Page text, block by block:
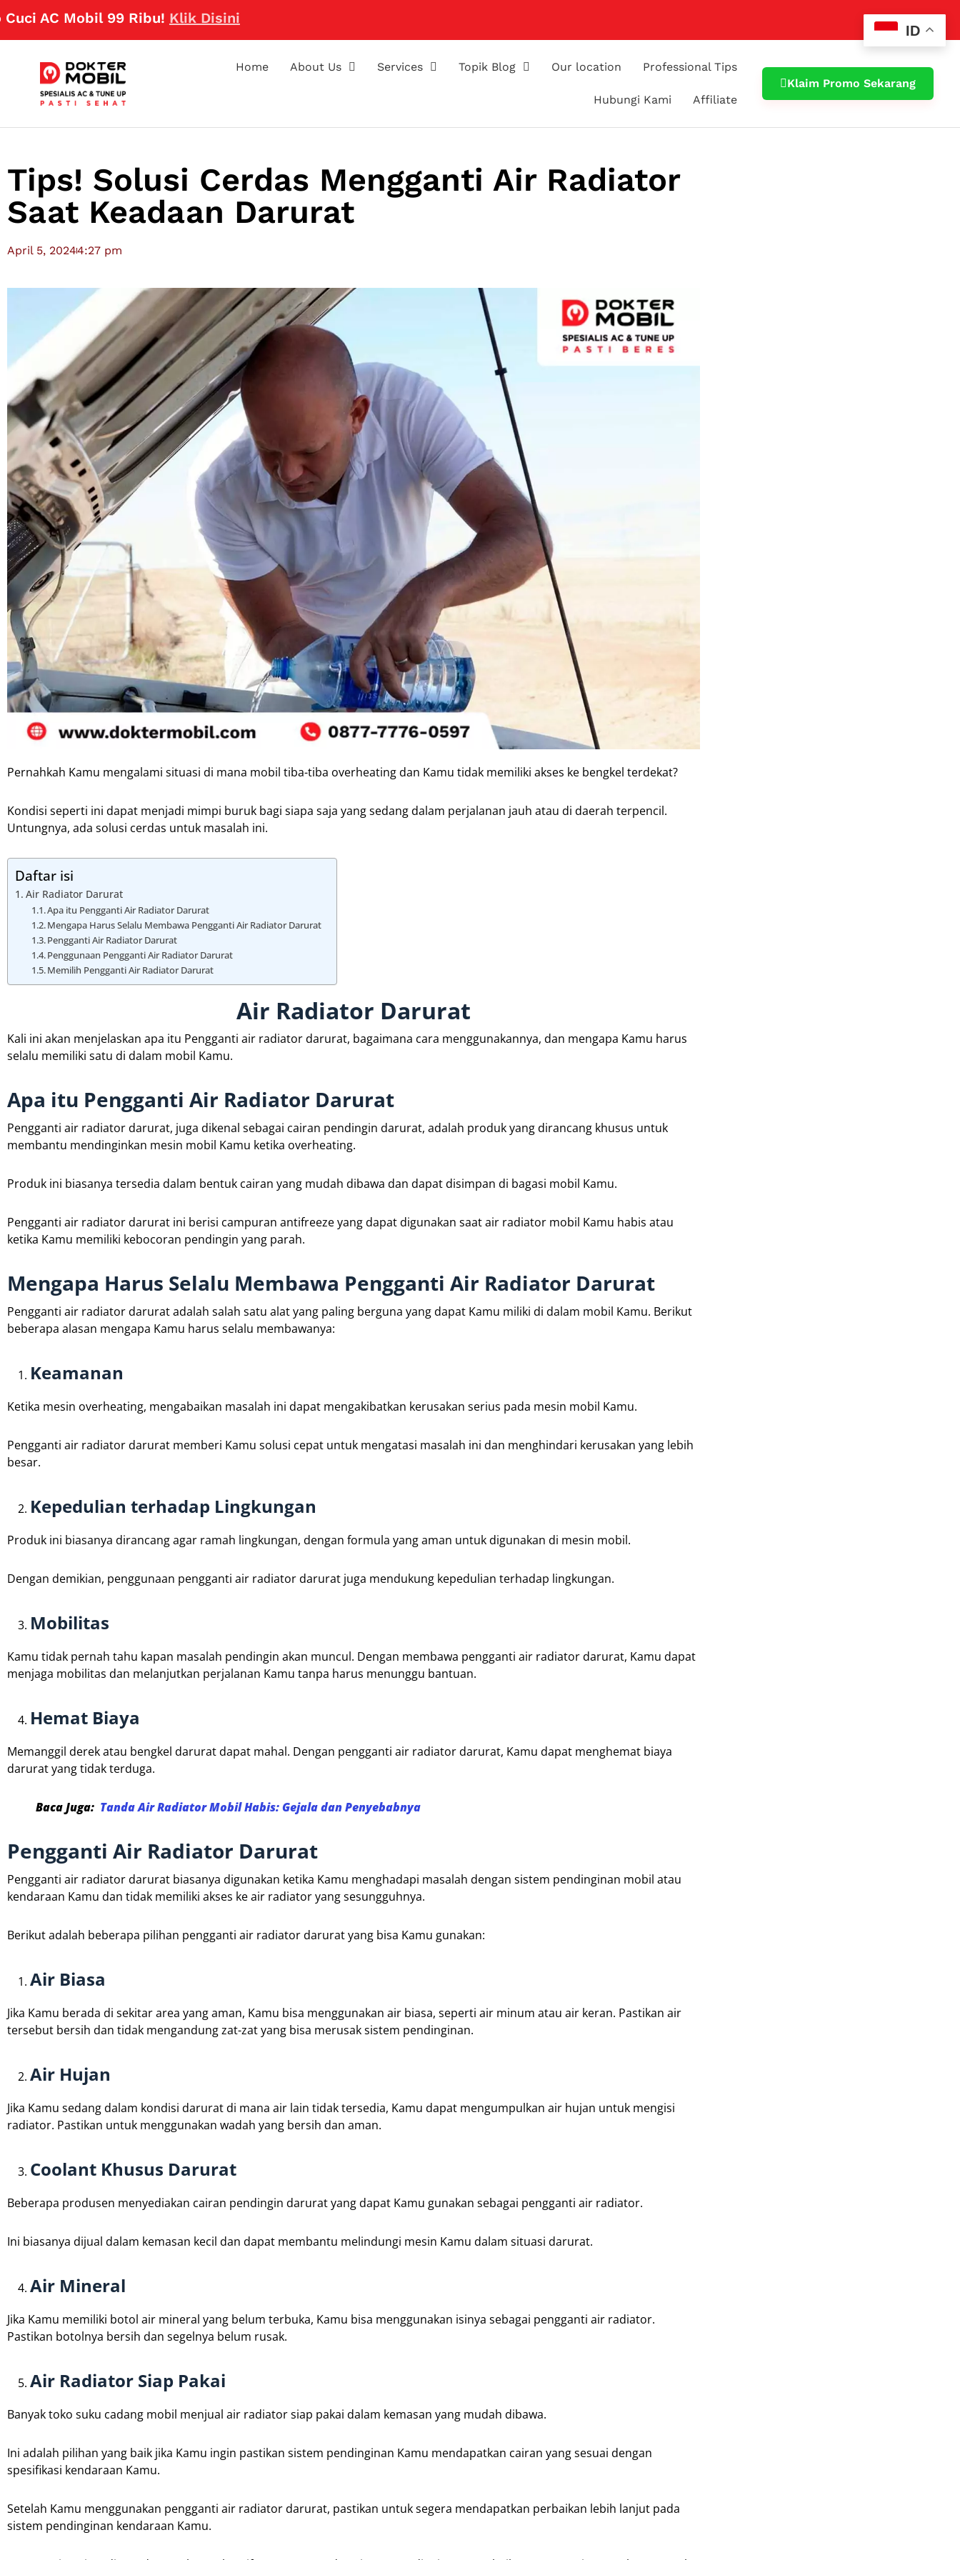
Mobil 99 Ribu!Klik Disini
Home About Us Services Topik Blog Our location Professional Tips
Hubungi Kami Affiliate
Klaim Promo Sekarang
Tips! Solusi Cerdas Mengganti Air Radiator
Saat Keadaan Darurat
April 5, 20244:27 pm
Pernahkah Kamu mengalami situasi di mana mobil tiba-tiba overheating dan Kamu tidak memiliki akses ke bengkel terdekat?
Kondisi seperti ini dapat menjadi mimpi buruk bagi siapa saja yang sedang dalam perjalanan jauh atau di daerah terpencil.
Untungnya, ada solusi cerdas untuk masalah ini.
Daftar isi
Air Radiator Darurat
Apa itu Pengganti Air Radiator Darurat
Mengapa Harus Selalu Membawa Pengganti Air Radiator Darurat
Pengganti Air Radiator Darurat
Penggunaan Pengganti Air Radiator Darurat
Memilih Pengganti Air Radiator Darurat
Air Radiator Darurat
Kali ini akan menjelaskan apa itu Pengganti air radiator darurat, bagaimana cara menggunakannya, dan mengapa Kamu harus
selalu memiliki satu di dalam mobil Kamu.
Apa itu Pengganti Air Radiator Darurat
Pengganti air radiator darurat, juga dikenal sebagai cairan pendingin darurat, adalah produk yang dirancang khusus untuk
membantu mendinginkan mesin mobil Kamu ketika overheating.
Produk ini biasanya tersedia dalam bentuk cairan yang mudah dibawa dan dapat disimpan di bagasi mobil Kamu.
Pengganti air radiator darurat ini berisi campuran antifreeze yang dapat digunakan saat air radiator mobil Kamu habis atau
ketika Kamu memiliki kebocoran pendingin yang parah.
Mengapa Harus Selalu Membawa Pengganti Air Radiator Darurat
Pengganti air radiator darurat adalah salah satu alat yang paling berguna yang dapat Kamu miliki di dalam mobil Kamu. Berikut
beberapa alasan mengapa Kamu harus selalu membawanya:
Keamanan
Ketika mesin overheating, mengabaikan masalah ini dapat mengakibatkan kerusakan serius pada mesin mobil Kamu.
Pengganti air radiator darurat memberi Kamu solusi cepat untuk mengatasi masalah ini dan menghindari kerusakan yang lebih
besar.
Kepedulian terhadap Lingkungan
Produk ini biasanya dirancang agar ramah lingkungan, dengan formula yang aman untuk digunakan di mesin mobil.
Dengan demikian, penggunaan pengganti air radiator darurat juga mendukung kepedulian terhadap lingkungan.
Mobilitas
Kamu tidak pernah tahu kapan masalah pendingin akan muncul. Dengan membawa pengganti air radiator darurat, Kamu dapat
menjaga mobilitas dan melanjutkan perjalanan Kamu tanpa harus menunggu bantuan.
Hemat Biaya
Memanggil derek atau bengkel darurat dapat mahal. Dengan pengganti air radiator darurat, Kamu dapat menghemat biaya
darurat yang tidak terduga.
Baca Juga: Tanda Air Radiator Mobil Habis: Gejala dan Penyebabnya
Pengganti Air Radiator Darurat
Pengganti air radiator darurat biasanya digunakan ketika Kamu menghadapi masalah dengan sistem pendinginan mobil atau
kendaraan Kamu dan tidak memiliki akses ke air radiator yang sesungguhnya.
Berikut adalah beberapa pilihan pengganti air radiator darurat yang bisa Kamu gunakan:
Air Biasa
Jika Kamu berada di sekitar area yang aman, Kamu bisa menggunakan air biasa, seperti air minum atau air keran. Pastikan air
tersebut bersih dan tidak mengandung zat-zat yang bisa merusak sistem pendinginan.
Air Hujan
Jika Kamu sedang dalam kondisi darurat di mana air lain tidak tersedia, Kamu dapat mengumpulkan air hujan untuk mengisi
radiator. Pastikan untuk menggunakan wadah yang bersih dan aman.
Coolant Khusus Darurat
Beberapa produsen menyediakan cairan pendingin darurat yang dapat Kamu gunakan sebagai pengganti air radiator.
Ini biasanya dijual dalam kemasan kecil dan dapat membantu melindungi mesin Kamu dalam situasi darurat.
Air Mineral
Jika Kamu memiliki botol air mineral yang belum terbuka, Kamu bisa menggunakan isinya sebagai pengganti air radiator.
Pastikan botolnya bersih dan segelnya belum rusak.
Air Radiator Siap Pakai
Banyak toko suku cadang mobil menjual air radiator siap pakai dalam kemasan yang mudah dibawa.
Ini adalah pilihan yang baik jika Kamu ingin pastikan sistem pendinginan Kamu mendapatkan cairan yang sesuai dengan
spesifikasi kendaraan Kamu.
Setelah Kamu menggunakan pengganti air radiator darurat, pastikan untuk segera mendapatkan perbaikan lebih lanjut pada
sistem pendinginan kendaraan Kamu.
ID